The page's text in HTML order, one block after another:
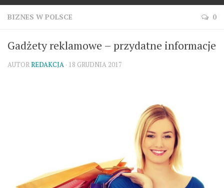
BIZNES W POLSCE 0
Gadżety reklamowe – przydatne informacje
AUTORREDAKCJA · 18 GRUDNIA 2017